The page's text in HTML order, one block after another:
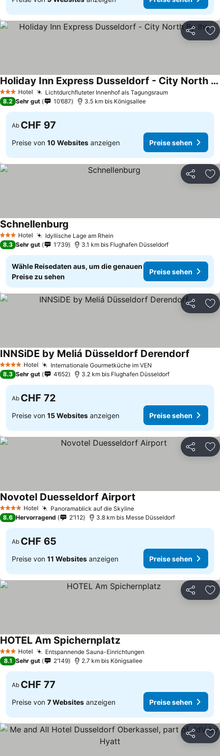
Teilen
3 SterneHotel Lichtdurchfluteter Innenhof als Tagungsraum
Holiday Inn Express Dusseldorf - City North By Ihg
8.2 Sehr gut 10’687 3.5 km bis Königsallee
Ab CHF 97
Preise von 10 Websites anzeigen Preise sehen
Teilen
3 SterneHotel Idyllische Lage am Rhein
Schnellenburg
8.3 Sehr gut 1’739 3.1 km bis Flughafen Düsseldorf
Wähle Reisedaten aus, um die genauen
Preise zu sehen
Preise sehen
Teilen
4 Sterne Hotel Internationale Gourmetküche im VEN
INNSiDE by Meliá Düsseldorf Derendorf
8.3 Sehr gut 4’652 3.2 km bis Flughafen Düsseldorf
Ab CHF 72
Preise von 15 Websites anzeigen Preise sehen
Teilen
4 Sterne Hotel Panoramablick auf die Skyline
Novotel Duesseldorf Airport
8.6 Hervorragend 2’112 3.8 km bis Messe Düsseldorf
Ab CHF 65
Preise von 11 Websites anzeigen Preise sehen
Teilen
3 SterneHotel Entspannende Sauna-Einrichtungen
HOTEL Am Spichernplatz
8.1 Sehr gut 2’149 2.7 km bis Königsallee
Ab CHF 77
Preise von 7 Websites anzeigen Preise sehen
Teilen